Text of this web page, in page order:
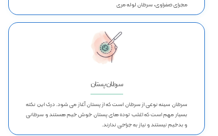
مجرای صفراوی، سرطان لوله مری
سرطان پستان
سرطان سینه نوعی از سرطان است که از پستان آغاز می شود. درک این نکته
بسیار مهم است که اغلب توده های پستان خوش خیم هستند و سرطانی
و بدخیم نیستند و نیاز به جراحی ندارند.